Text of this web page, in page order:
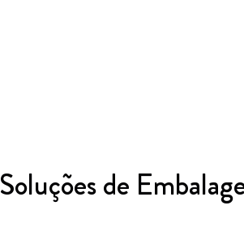
Soluções de